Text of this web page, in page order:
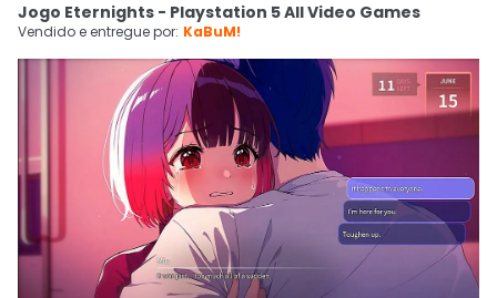
Cupons
Mais Vendidos
Ativar tradutor em libras
CADASTRE-SE
Jogo Eternights - Playstation 5 All Video Games
Vendido e entregue por: KaBuM!